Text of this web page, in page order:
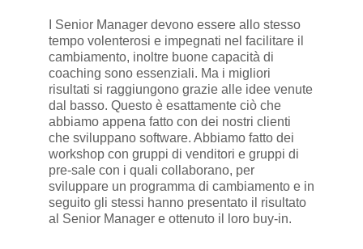
I Senior Manager devono essere allo stesso
tempo volenterosi e impegnati nel facilitare il
cambiamento, inoltre buone capacità di
coaching sono essenziali. Ma i migliori
risultati si raggiungono grazie alle idee venute
dal basso. Questo è esattamente ciò che
abbiamo appena fatto con dei nostri clienti
che sviluppano software. Abbiamo fatto dei
workshop con gruppi di venditori e gruppi di
pre-sale con i quali collaborano, per
sviluppare un programma di cambiamento e in
seguito gli stessi hanno presentato il risultato
al Senior Manager e ottenuto il loro buy-in.